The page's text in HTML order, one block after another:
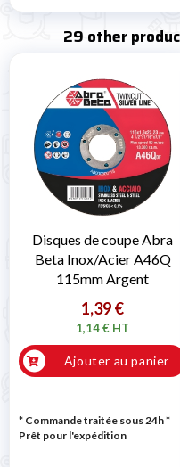
29 other
Disques de coupe Abra
Beta Inox/Acier A46Q
115mm Argent
1,39 €
1,14 € HT
Ajouter au panier
* Commande traitée sous 24h*
Prêt pour l'expédition